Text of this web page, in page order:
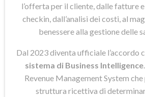
l’offerta per il cliente, dalle fatture
checkin, dall’analisi dei costi, al
benessere alla gestione delle
Dal 2023 diventa ufficiale l’accordo
sistema di Business Intelligence
Revenue Management System
struttura ricettiva di